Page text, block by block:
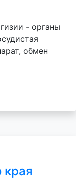
- органы
обмен
края